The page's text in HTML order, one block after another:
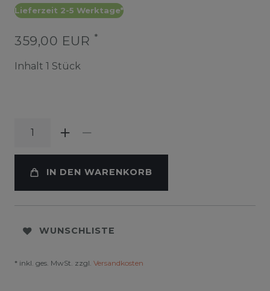
Lieferzeit 2-5 Werktage*
359,00 EUR *
Inhalt 1 Stück
IN DEN WARENKORB
WUNSCHLISTE
* inkl. ges. MwSt. zzgl. Versandkosten